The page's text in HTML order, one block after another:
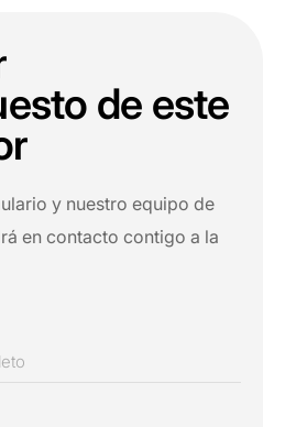
de este
y nuestro equipo de
en contacto contigo a la